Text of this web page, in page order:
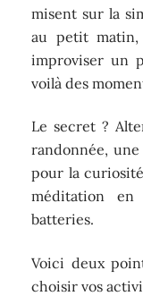
misent sur la
au petit
improviser un
voilà des
Le secret ?
randonnée,
pour la
méditation
batteries.
Voici deux
choisir vos